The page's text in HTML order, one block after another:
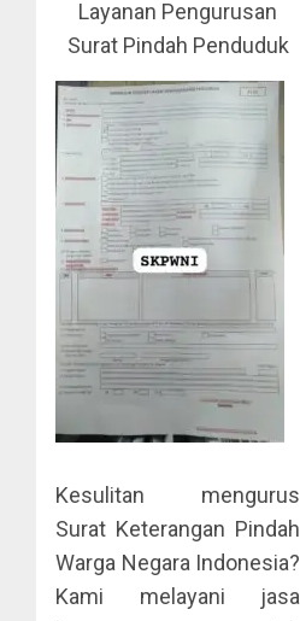
Layanan Pengurusan
Surat Pindah Penduduk
Kesulitan mengurus
Surat Keterangan Pindah
Warga Negara Indonesia?
Kami melayani jasa